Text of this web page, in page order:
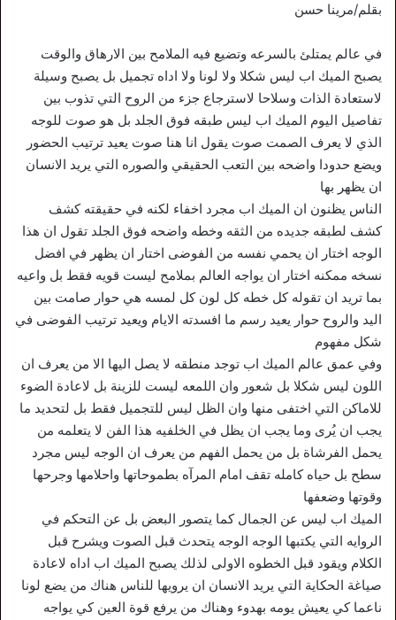
بقلم/مرينا حسن
في عالم يمتلئ بالسرعه وتضيع فيه الملامح بين الارهاق والوقت
يصبح الميك اب ليس شكلا ولا لونا ولا اداه تجميل بل يصبح وسيلة
لاستعادة الذات وسلاحا لاسترجاع جزء من الروح التي تذوب بين
تفاصيل اليوم الميك اب ليس طبقه فوق الجلد بل هو صوت للوجه
الذي لا يعرف الصمت صوت يقول انا هنا صوت يعيد ترتيب الحضور
ويضع حدودا واضحه بين التعب الحقيقي والصوره التي يريد الانسان
ان يظهر بها
الناس يظنون ان الميك اب مجرد اخفاء لكنه في حقيقته كشف
كشف لطبقه جديده من الثقه وخطه واضحه فوق الجلد تقول ان هذا
الوجه اختار ان يحمي نفسه من الفوضى اختار ان يظهر في افضل
نسخه ممكنه اختار ان يواجه العالم بملامح ليست قويه فقط بل واعيه
بما تريد ان تقوله كل خطه كل لون كل لمسه هي حوار صامت بين
اليد والروح حوار يعيد رسم ما افسدته الايام ويعيد ترتيب الفوضى في
شكل مفهوم
وفي عمق عالم الميك اب توجد منطقه لا يصل اليها الا من يعرف ان
اللون ليس شكلا بل شعور وان اللمعه ليست للزينة بل لاعادة الضوء
للاماكن التي اختفى منها وان الظل ليس للتجميل فقط بل لتحديد ما
يجب ان يُرى وما يجب ان يظل في الخلفيه هذا الفن لا يتعلمه من
يحمل الفرشاة بل من يحمل الفهم من يعرف ان الوجه ليس مجرد
سطح بل حياه كامله تقف امام المرآه بطموحاتها واحلامها وجرحها
وقوتها وضعفها
الميك اب ليس عن الجمال كما يتصور البعض بل عن التحكم في
الروايه التي يكتبها الوجه الوجه يتحدث قبل الصوت ويشرح قبل
الكلام ويقود قبل الخطوه الاولى لذلك يصبح الميك اب اداه لاعادة
صياغة الحكاية التي يريد الانسان ان يرويها للناس هناك من يضع لونا
ناعما كي يعيش يومه بهدوء وهناك من يرفع قوة العين كي يواجه